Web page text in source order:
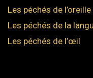
Les péchés de l’oreille
Les péchés de la
Les péchés de l’œil